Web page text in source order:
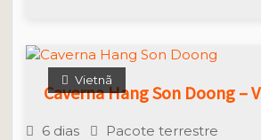
Vietnã
Caverna Hang Son Doong –
6 dias Pacote terrestre